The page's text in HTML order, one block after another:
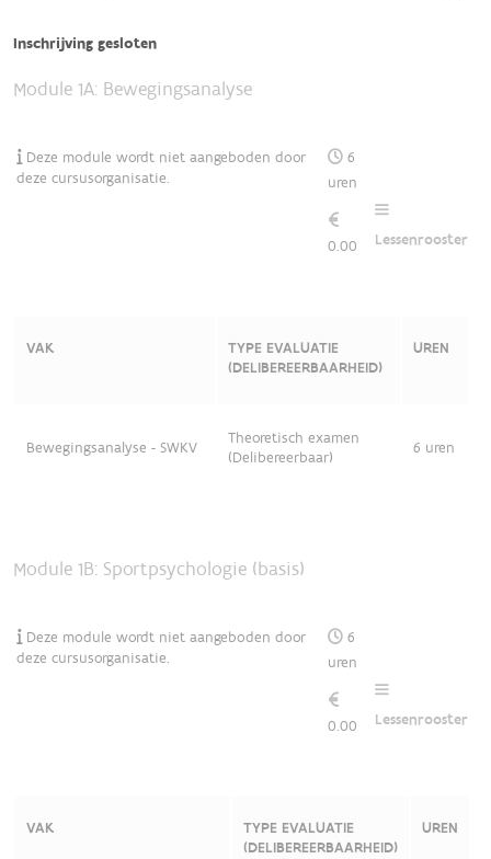
Inschrijving gesloten
Module 1A: Bewegingsanalyse
Deze module wordt niet aangeboden door
deze cursusorganisatie.
6
uren
0.00 Lessenrooster
VAK
TYPE EVALUATIE
(DELIBEREERBAARHEID)
UREN
Bewegingsanalyse - SWKV
Theoretisch examen
(Delibereerbaar)
6 uren
Module 1B: Sportpsychologie (basis)
Deze module wordt niet aangeboden door
deze cursusorganisatie.
6
uren
0.00 Lessenrooster
VAK
TYPE EVALUATIE
(DELIBEREERBAARHEID)
UREN